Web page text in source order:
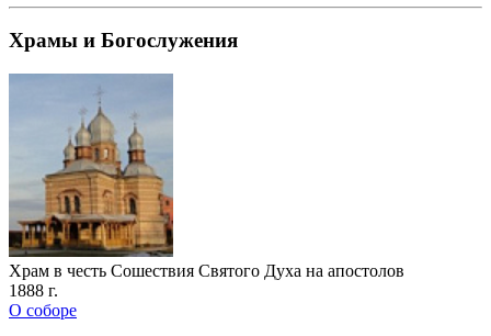
Храмы и Богослужения
Храм в честь Сошествия Святого Духа на апостолов
1888 г.
О соборе